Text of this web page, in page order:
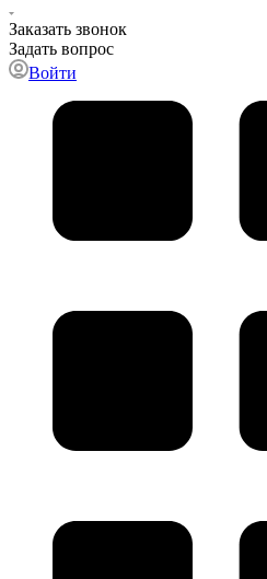
Заказать звонок
Задать вопрос
Войти